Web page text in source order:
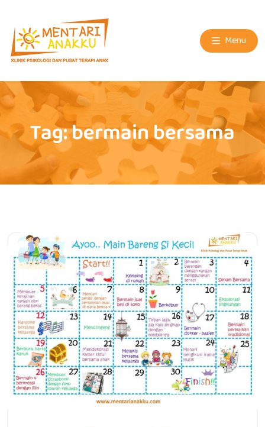
Menu
Tag:bermain bersama